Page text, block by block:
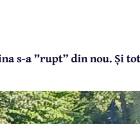
s-a ”rupt” din nou. Și